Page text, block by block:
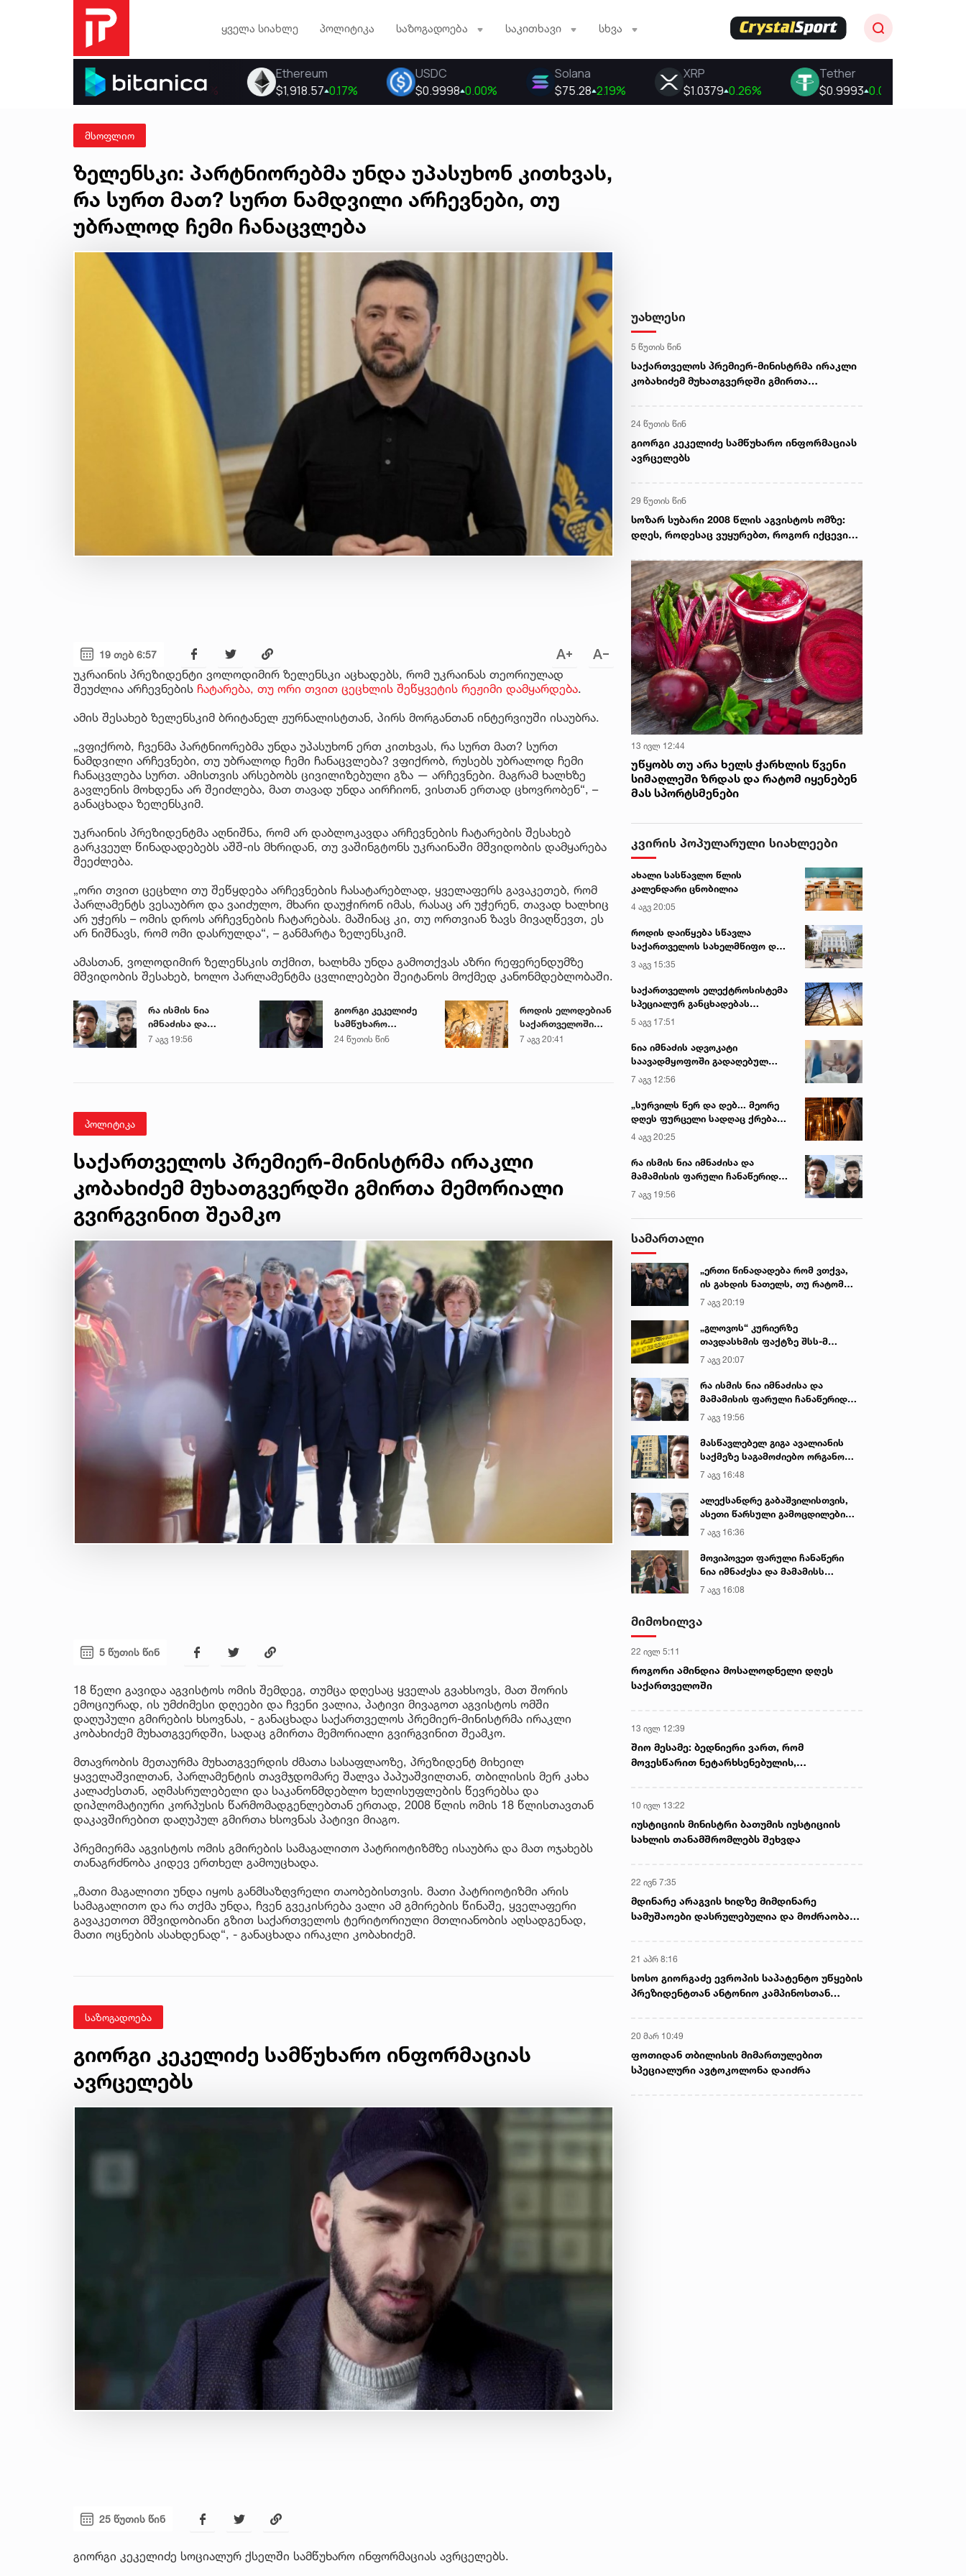
ყველა სიახლე პოლიტიკა საზოგადოება საკითხავი სხვა
მსოფლიო
ზელენსკი: პარტნიორებმა უნდა უპასუხონ კითხვას,
რა სურთ მათ? სურთ ნამდვილი არჩევნები, თუ
უბრალოდ ჩემი ჩანაცვლება
19 თებ 6:57
უკრაინის პრეზიდენტი ვოლოდიმირ ზელენსკი აცხადებს, რომ უკრაინას თეორიულად
შეუძლია არჩევნების ჩატარება, თუ ორი თვით ცეცხლის შეწყვეტის რეჟიმი დამყარდება.
ამის შესახებ ზელენსკიმ ბრიტანელ ჟურნალისტთან, პირს მორგანთან ინტერვიუში ისაუბრა.
„ვფიქრობ, ჩვენმა პარტნიორებმა უნდა უპასუხონ ერთ კითხვას, რა სურთ მათ? სურთ
ნამდვილი არჩევნები, თუ უბრალოდ ჩემი ჩანაცვლება? ვფიქრობ, რუსებს უბრალოდ ჩემი
ჩანაცვლება სურთ. ამისთვის არსებობს ცივილიზებული გზა — არჩევნები. მაგრამ ხალხზე
გავლენის მოხდენა არ შეიძლება, მათ თავად უნდა აირჩიონ, ვისთან ერთად ცხოვრობენ“, –
განაცხადა ზელენსკიმ.
უკრაინის პრეზიდენტმა აღნიშნა, რომ არ დაბლოკავდა არჩევნების ჩატარების შესახებ
გარკვეულ წინადადებებს აშშ-ის მხრიდან, თუ ვაშინგტონს უკრაინაში მშვიდობის დამყარება
შეეძლება.
„ორი თვით ცეცხლი თუ შეწყდება არჩევნების ჩასატარებლად, ყველაფერს გავაკეთებ, რომ
პარლამენტს ვესაუბრო და ვაიძულო, მხარი დაუჭირონ იმას, რასაც არ უჭერენ, თავად ხალხიც
არ უჭერს – ომის დროს არჩევნების ჩატარებას. მაშინაც კი, თუ ორთვიან ზავს მივაღწევთ, ეს
არ ნიშნავს, რომ ომი დასრულდა“, – განმარტა ზელენსკიმ.
ამასთან, ვოლოდიმირ ზელენსკის თქმით, ხალხმა უნდა გამოთქვას აზრი რეფერენდუმზე
მშვიდობის შესახებ, ხოლო პარლამენტმა ცვლილებები შეიტანოს მოქმედ კანონმდებლობაში.
რა ისმის ნია
იმნაძისა და
მამამისის ფარული
7 აგვ 19:56
გიორგი კეკელიძე
სამწუხარო
ინფორმაციას
24 წუთის წინ
როდის ელოდებიან
საქართველოში
+40-გრადუსიან
7 აგვ 20:41
პოლიტიკა
საქართველოს პრემიერ-მინისტრმა ირაკლი
კობახიძემ მუხათგვერდში გმირთა მემორიალი
გვირგვინით შეამკო
5 წუთის წინ
18 წელი გავიდა აგვისტოს ომის შემდეგ, თუმცა დღესაც ყველას გვახსოვს, მათ შორის
ემოციურად, ის უმძიმესი დღეები და ჩვენი ვალია, პატივი მივაგოთ აგვისტოს ომში
დაღუპული გმირების ხსოვნას, - განაცხადა საქართველოს პრემიერ-მინისტრმა ირაკლი
კობახიძემ მუხათგვერდში, სადაც გმირთა მემორიალი გვირგვინით შეამკო.
მთავრობის მეთაურმა მუხათგვერდის ძმათა სასაფლაოზე, პრეზიდენტ მიხეილ
ყაველაშვილთან, პარლამენტის თავმჯდომარე შალვა პაპუაშვილთან, თბილისის მერ კახა
კალაძესთან, აღმასრულებელი და საკანონმდებლო ხელისუფლების წევრებსა და
დიპლომატიური კორპუსის წარმომადგენლებთან ერთად, 2008 წლის ომის 18 წლისთავთან
დაკავშირებით დაღუპულ გმირთა ხსოვნას პატივი მიაგო.
პრემიერმა აგვისტოს ომის გმირების სამაგალითო პატრიოტიზმზე ისაუბრა და მათ ოჯახებს
თანაგრძნობა კიდევ ერთხელ გამოუცხადა.
„მათი მაგალითი უნდა იყოს განმსაზღვრელი თაობებისთვის. მათი პატრიოტიზმი არის
სამაგალითო და რა თქმა უნდა, ჩვენ გვეკისრება ვალი ამ გმირების წინაშე, ყველაფერი
გავაკეთოთ მშვიდობიანი გზით საქართველოს ტერიტორიული მთლიანობის აღსადგენად,
მათი ოცნების ასახდენად“, - განაცხადა ირაკლი კობახიძემ.
საზოგადოება
გიორგი კეკელიძე სამწუხარო ინფორმაციას
ავრცელებს
25 წუთის წინ
გიორგი კეკელიძე სოციალურ ქსელში სამწუხარო ინფორმაციას ავრცელებს.
უახლესი
5 წუთის წინ
საქართველოს პრემიერ-მინისტრმა ირაკლი
კობახიძემ მუხათგვერდში გმირთა
24 წუთის წინ
გიორგი კეკელიძე სამწუხარო ინფორმაციას
ავრცელებს
29 წუთის წინ
სოზარ სუბარი 2008 წლის აგვისტოს ომზე:
დღეს, როდესაც ვუყურებთ, როგორ იქცევიან
და მათი პატრონები, ნათლად ჩანს, რომ
მაშინ იყო დაკვეთა - რაც მეტი იქნებოდა
მსხვერპლი, მით უფრო ძნელი იქნებოდა
შერიგება ქართველებსა და ოსებს,
ქართველებსა და აფხაზებს შორის
13 ივლ 12:44
უწყობს თუ არა ხელს ჭარხლის წვენი
სიმაღლეში ზრდას და რატომ იყენებენ
მას სპორტსმენები
კვირის პოპულარული სიახლეები
ახალი სასწავლო წლის
კალენდარი ცნობილია
4 აგვ 20:05
როდის დაიწყება სწავლა
საქართველოს სახელმწიფო და
კერძო უნივერსიტეტებში
3 აგვ 15:35
საქართველოს ელექტროსისტემა
სპეციალურ განცხადებას
ავრცელებს
5 აგვ 17:51
ნია იმნაძის ადვოკატი
საავადმყოფოში გადაღებულ
კადრებს ავრცელებს
7 აგვ 12:56
„სურვილს წერ და დებ... მეორე
დღეს ფურცელი სადღაც ქრება
და სურვილი სრულდება...“ -
სასწაულმოქმედი ტაძარი შიდა
ქართლში
4 აგვ 20:25
რა ისმის ნია იმნაძისა და
მამამისის ფარული ჩანაწერიდან
- გიგა ავალიანის მკვლელობის
საქმე
7 აგვ 19:56
სამართალი
„ერთი წინადადება რომ ვთქვა,
ის გახდის ნათელს, თუ რატომ
იყო ნია იმნაძე წამქეზებელი...“ -
გიგა ავალიანის დედა
7 აგვ 20:19
„გლოვოს“ კურიერზე
თავდასხმის ფაქტზე შსს-მ
გამოძიება დაიწყო
7 აგვ 20:07
რა ისმის ნია იმნაძისა და
მამამისის ფარული ჩანაწერიდან
- გიგა ავალიანის მკვლელობის
საქმე
7 აგვ 19:56
მასწავლებელ გიგა ავალიანის
საქმეზე საგამოძიებო ორგანო
დაკავებულ არასრულწლოვნებს -
ნია იმნაძესა და ანასტასია
ბერუაშვილს 30 დღის
განმავლობაში ფარულად
7 აგვ 16:48
ალექსანდრე გაბაშვილისთვის,
ასეთი წარსული გამოცდილების
ადამიანისთვის ინფორმაციის
მიწოდება, რომ მასწავლებელი
სექსუალურად ავიწროებდა,
ფაქტობრივად, წაქეზება იყო -
7 აგვ 16:36
მოვიპოვეთ ფარული ჩანაწერი
ნია იმნაძესა და მამამისს
შორის, განიხილავდნენ, როგორ
ჩაიდინა გაბაშვილმა დანაშაული
არასწორად მოიქცა, თუმცა
ეპოქაში სხვანაირად ხდება -
პროკურორი
7 აგვ 16:08
მიმოხილვა
22 ივლ 5:11
როგორი ამინდია მოსალოდნელი დღეს
საქართველოში
13 ივლ 12:39
შიო მესამე: ბედნიერი ვართ, რომ
მოვესწარით ნეტარხსენებულის,
10 ივლ 13:22
იუსტიციის მინისტრი ბათუმის იუსტიციის
სახლის თანამშრომლებს შეხვდა
22 ივნ 7:35
მდინარე არაგვის ხიდზე მიმდინარე
სამუშაოები დასრულებულია და მოძრაობა
21 აპრ 8:16
სოსო გიორგაძე ევროპის საპატენტო უწყების
პრეზიდენტთან ანტონიო კამპინოსთან
20 მარ 10:49
ფოთიდან თბილისის მიმართულებით
სპეციალური ავტოკოლონა დაიძრა